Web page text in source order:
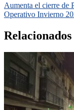
Aumenta el cierre de
Operativo Invierno
Relacionados